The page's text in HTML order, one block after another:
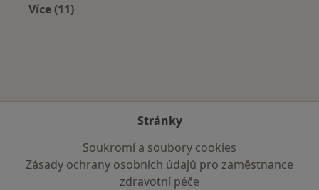
Více (11)
Stránky
Soukromí a soubory cookies
Zásady ochrany osobních údajů pro zaměstnance
zdravotní péče